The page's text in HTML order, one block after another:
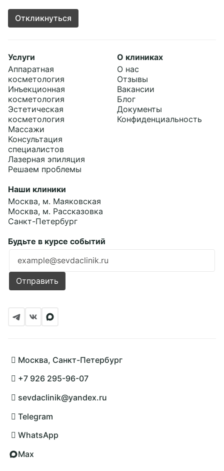
Откликнуться
Подробнее
Услуги
Аппаратная
косметология
Инъекционная
косметология
Эстетическая
косметология
Массажи
Консультация
специалистов
Лазерная эпиляция
Решаем проблемы
О клиниках
О нас
Отзывы
Вакансии
Блог
Документы
Конфиденциальность
Наши клиники
Москва, м. Маяковская
Москва, м. Рассказовка
Санкт-Петербург
Будьте в курсе событий
Ошибка заполнения
Отправить
Москва, Санкт-Петербург
+7 926 295-96-07
sevdaclinik@yandex.ru
Telegram
WhatsApp
Max